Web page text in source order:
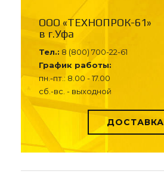
ООО «ТЕХНОПРОК-61»
в г.Уфа
Тел.: 8 (800) 700-22-61
График работы:
пн.-пт.: 8.00 - 17.00
сб.-вс. - выходной
ДОСТАВКА